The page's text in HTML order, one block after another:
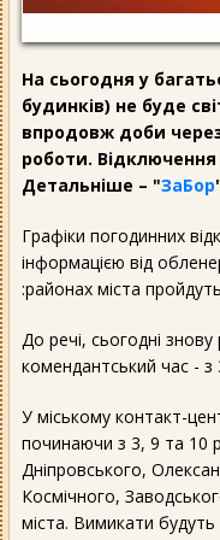
На сьогодня у
будинків) не буде
впродовж доби
роботи.
Детальніше – "ЗаБор
Графіки погодинних
інформацією від
:районах міста
До речі, сьогодні
комендантський час - з
У міському контакт-
починаючи з 3, 9 та 10
Дніпровського,
Космічного,
міста. Вимикати будуть